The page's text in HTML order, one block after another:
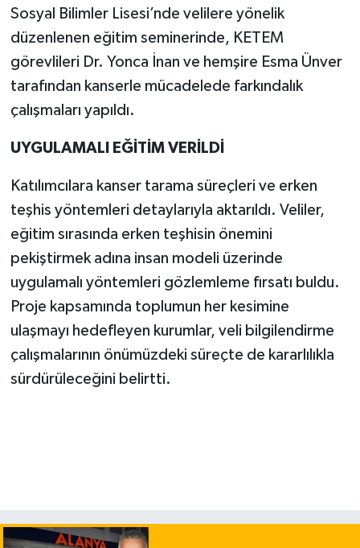
Sosyal Bilimler Lisesi’nde velilere yönelik
düzenlenen eğitim seminerinde, KETEM
görevlileri Dr. Yonca İnan ve hemşire Esma Ünver
tarafından kanserle mücadelede farkındalık
çalışmaları yapıldı.
UYGULAMALI EĞİTİM VERİLDİ
Katılımcılara kanser tarama süreçleri ve erken
teşhis yöntemleri detaylarıyla aktarıldı. Veliler,
eğitim sırasında erken teşhisin önemini
pekiştirmek adına insan modeli üzerinde
uygulamalı yöntemleri gözlemleme fırsatı buldu.
Proje kapsamında toplumun her kesimine
ulaşmayı hedefleyen kurumlar, veli bilgilendirme
çalışmalarının önümüzdeki süreçte de kararlılıkla
sürdürüleceğini belirtti.